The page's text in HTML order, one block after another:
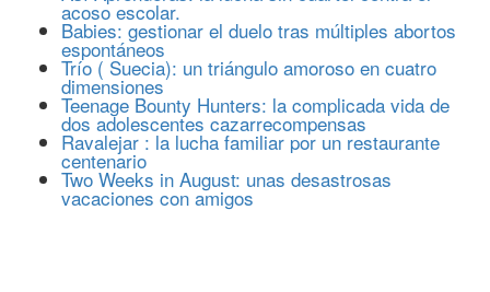
acoso escolar.
Babies: gestionar el duelo tras múltiples abortos
espontáneos
Trío ( Suecia): un triángulo amoroso en cuatro
dimensiones
Teenage Bounty Hunters: la complicada vida de
dos adolescentes cazarrecompensas
Ravalejar : la lucha familiar por un restaurante
centenario
Two Weeks in August: unas desastrosas
vacaciones con amigos